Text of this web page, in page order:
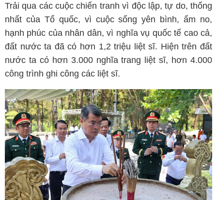
Trải qua các cuộc chiến tranh vì độc lập, tự do, thống
nhất của Tổ quốc, vì cuộc sống yên bình, ấm no,
hạnh phúc của nhân dân, vì nghĩa vụ quốc tế cao cả,
đất nước ta đã có hơn 1,2 triệu liệt sĩ. Hiện trên đất
nước ta có hơn 3.000 nghĩa trang liệt sĩ, hơn 4.000
công trình ghi công các liệt sĩ.